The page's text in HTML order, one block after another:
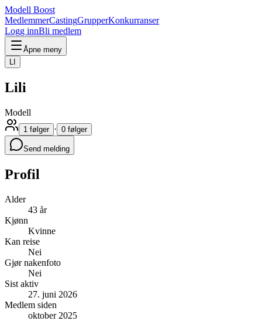
Modell Boost
MedlemmerCastingGrupperKonkurranser
Logg innBli medlem
Åpne meny
LI
Lili
Modell
1 følger · 0 følger
Send melding
Profil
Alder
43 år
Kjønn
Kvinne
Kan reise
Nei
Gjør nakenfoto
Nei
Sist aktiv
27. juni 2026
Medlem siden
oktober 2025